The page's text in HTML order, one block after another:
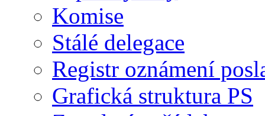
Komise
Stálé delegace
Registr oznámení
Grafická struktura PS